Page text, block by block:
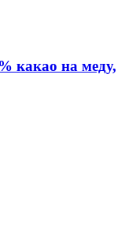
какао на меду,